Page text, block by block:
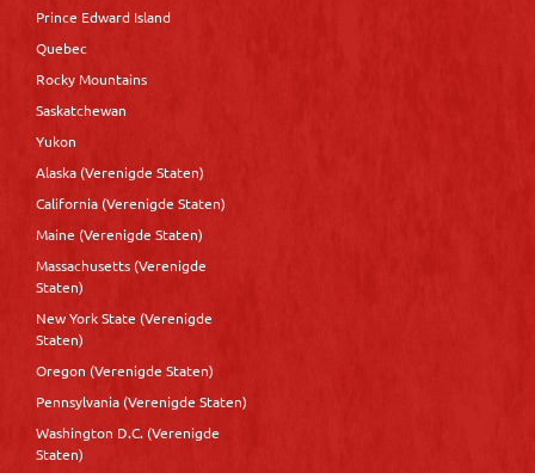
Prince Edward Island
Quebec
Rocky Mountains
Saskatchewan
Yukon
Alaska (Verenigde Staten)
California (Verenigde Staten)
Maine (Verenigde Staten)
Massachusetts (Verenigde
Staten)
New York State (Verenigde
Staten)
Oregon (Verenigde Staten)
Pennsylvania (Verenigde Staten)
Washington D.C. (Verenigde
Staten)